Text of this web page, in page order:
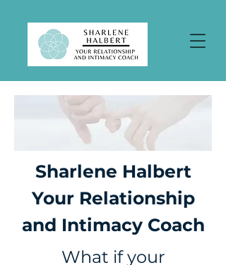
Sharlene Halbert
Your Relationship
and Intimacy Coach
What if your